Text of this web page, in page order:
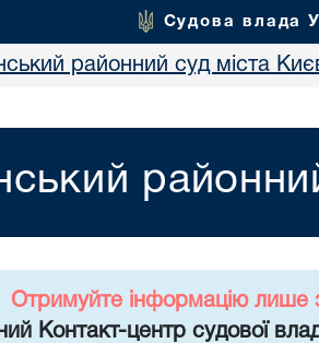
Судова влада
районний суд міста
Отримуйте інформацію лише
Контакт-центр судової